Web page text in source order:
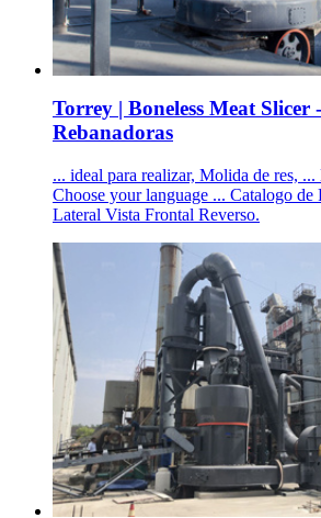
Torrey | Boneless Meat Slicer
Rebanadoras
... ideal para realizar, Molida de res,
Choose your language ... Catalogo de
Lateral Vista Frontal Reverso.